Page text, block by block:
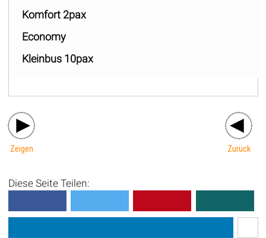
Komfort 2pax
Economy
Kleinbus 10pax
Zeigen Zurück
Diese Seite Teilen: